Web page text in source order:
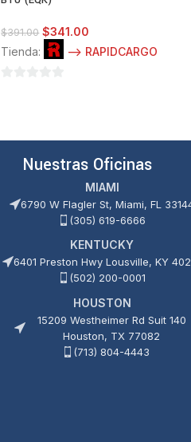
$391.00 $341.00
Tienda:
--> RAPIDCARGO
Nuestras Oficinas
MIAMI
6790 W Flagler St, Miami, FL
(305) 619-6666
KENTUCKY
6401 Preston Hwy Lousville, KY
(502) 200-0001
HOUSTON
15209 Westheimer Rd Suit 140
Houston, TX 77082
(713) 804-4443